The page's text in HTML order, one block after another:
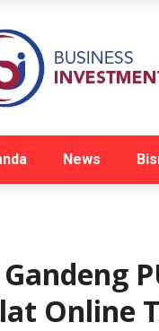
News
Gandeng
Online